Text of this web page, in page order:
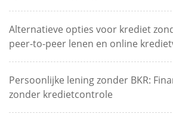
Alternatieve opties voor krediet
peer-to-peer lenen en online
Persoonlijke lening zonder BKR:
zonder kredietcontrole